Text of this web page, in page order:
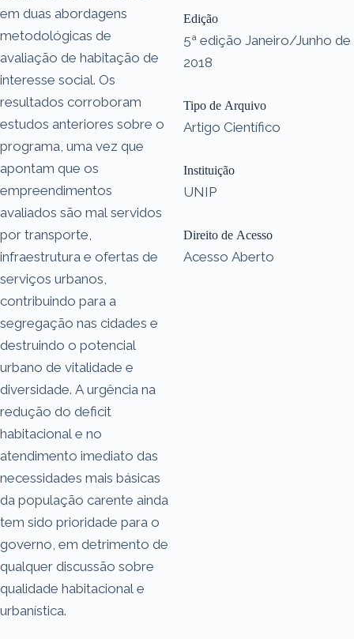
em duas abordagens
metodológicas de
avaliação de habitação de
interesse social. Os
resultados corroboram
estudos anteriores sobre o
programa, uma vez que
apontam que os
empreendimentos
avaliados são mal servidos
por transporte,
infraestrutura e ofertas de
serviços urbanos,
contribuindo para a
segregação nas cidades e
destruindo o potencial
urbano de vitalidade e
diversidade. A urgência na
redução do deficit
habitacional e no
atendimento imediato das
necessidades mais básicas
da população carente ainda
tem sido prioridade para o
governo, em detrimento de
qualquer discussão sobre
qualidade habitacional e
urbanística.
Edição
5ª edição Janeiro/Junho de
2018
Tipo de Arquivo
Artigo Científico
Instituição
UNIP
Direito de Acesso
Acesso Aberto